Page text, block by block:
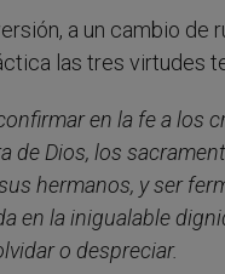
a un cambio de
las tres virtudes
en la fe a los
de Dios, los
hermanos, y ser
en la inigualable
o despreciar.